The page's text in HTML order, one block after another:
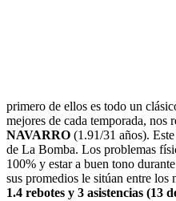
primero de ellos es todo un
mejores de cada temporada, nos
NAVARRO (1.91/31 años).
de La Bomba. Los problemas
100% y estar a buen tono
sus promedios le sitúan entre los
1.4 rebotes y 3 asistencias (13